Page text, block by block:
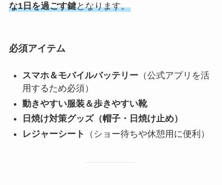
な1日を過ごす鍵となります。
必須アイテム
スマホ＆モバイルバッテリー （公式アプリを活
用するため必須）
動きやすい服装＆歩きやすい靴
日焼け対策グッズ（帽子・日焼け止め）
レジャーシート
（ショー待ちや休憩用に便利）